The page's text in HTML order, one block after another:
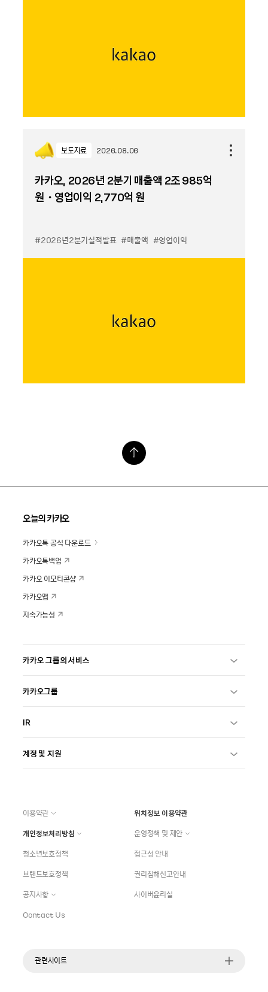
보도자료 2026.08.06
카카오, 2026년 2분기 매출액 2조 985억
원・영업이익 2,770억 원
#2026년2분기실적발표 #매출액 #영업이익
오늘의 카카오
카카오톡 공식 다운로드
카카오톡백업
카카오 이모티콘샵
카카오맵
지속가능성
카카오 그룹의 서비스
카카오그룹
IR
계정 및 지원
이용약관
위치정보 이용약관
개인정보처리방침
운영정책 및 제안
청소년보호정책
접근성 안내
브랜드보호정책
권리침해신고안내
공지사항
사이버윤리실
Contact Us
관련사이트